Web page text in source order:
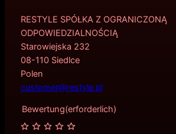
RESTYLE SPÓŁKA Z OGRANICZONĄ
ODPOWIEDZIALNOŚCIĄ
Starowiejska 232
08-110 Siedlce
Polen
customer@restyle.pl
Bewertung(erforderlich)